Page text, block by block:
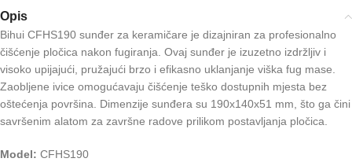
Opis
Bihui CFHS190 sunđer za keramičare je dizajniran za profesionalno
čišćenje pločica nakon fugiranja. Ovaj sunđer je izuzetno izdržljiv i
visoko upijajući, pružajući brzo i efikasno uklanjanje viška fug mase.
Zaobljene ivice omogućavaju čišćenje teško dostupnih mjesta bez
oštećenja površina. Dimenzije sunđera su 190x140x51 mm, što ga čini
savršenim alatom za završne radove prilikom postavljanja pločica.
Model: CFHS190